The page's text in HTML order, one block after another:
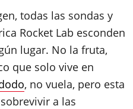
todas las sondas y
Rocket Lab esconden
lugar. No la fruta,
que solo vive en
, no vuela, pero esta
a las